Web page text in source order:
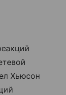
Хьюсон